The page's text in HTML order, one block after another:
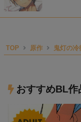
TOP 原作 鬼灯の冷
おすすめBL作